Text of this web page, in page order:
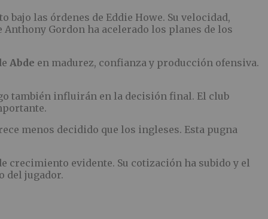
las órdenes de Eddie Howe. Su velocidad,
Anthony Gordon ha acelerado los planes de los
Abde en madurez, confianza y producción ofensiva.
también influirán en la decisión final. El club
menos decidido que los ingleses. Esta pugna
crecimiento evidente. Su cotización ha subido y el
del jugador.